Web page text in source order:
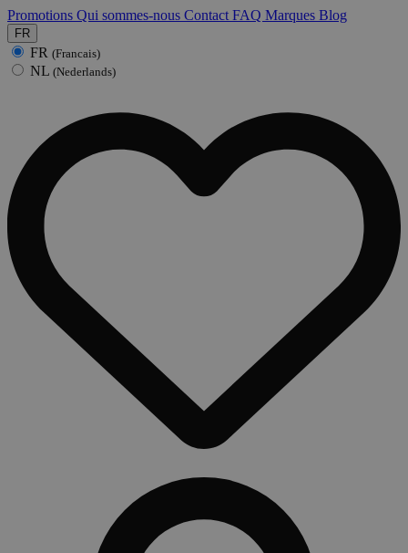
Promotions Qui sommes-nous Contact FAQ Marques Blog
FR
FR (Francais)
NL (Nederlands)